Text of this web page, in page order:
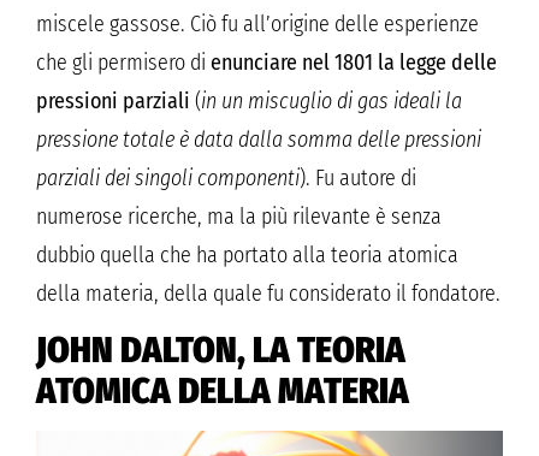
miscele gassose. Ciò fu all’origine delle esperienze
che gli permisero di enunciare nel 1801 la legge delle
pressioni parziali (in un miscuglio di gas ideali la
pressione totale è data dalla somma delle pressioni
parziali dei singoli componenti). Fu autore di
numerose ricerche, ma la più rilevante è senza
dubbio quella che ha portato alla teoria atomica
della materia, della quale fu considerato il fondatore.
JOHN DALTON, LA TEORIA
ATOMICA DELLA MATERIA